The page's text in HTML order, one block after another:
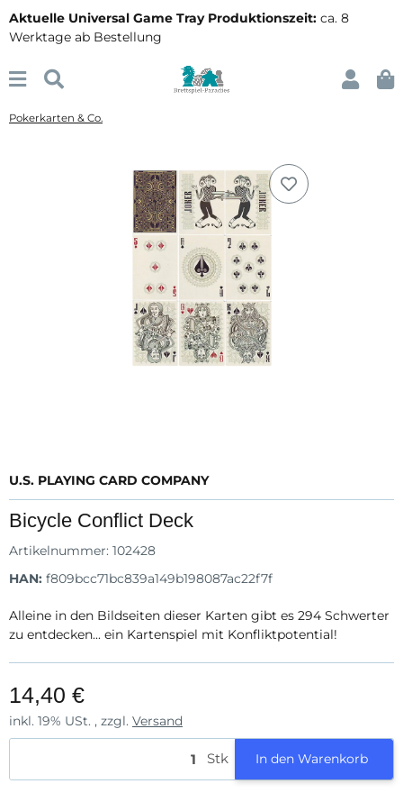
Aktuelle Universal Game Tray Produktionszeit: ca. 8
Werktage ab Bestellung
Pokerkarten & Co.
U.S. PLAYING CARD COMPANY
Bicycle Conflict Deck
Artikelnummer: 102428
HAN: f809bcc71bc839a149b198087ac22f7f
Alleine in den Bildseiten dieser Karten gibt es 294 Schwerter
zu entdecken... ein Kartenspiel mit Konfliktpotential!
14,40 €
inkl. 19% USt. , zzgl. Versand
Stk In den Warenkorb